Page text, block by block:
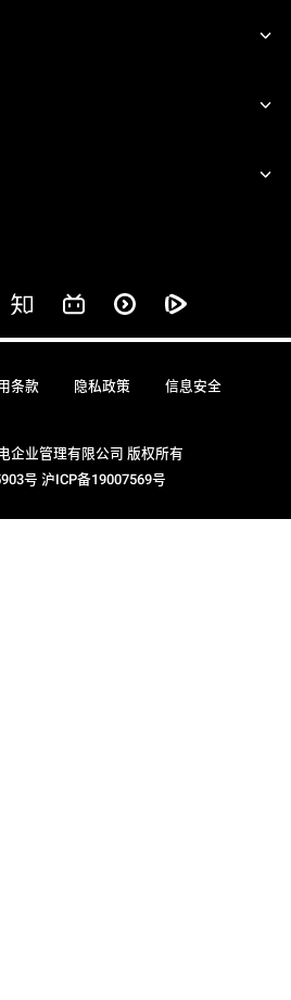
企业管理有限公司 版权所有
号 沪ICP备19007569号
条款 隐私政策 信息安全